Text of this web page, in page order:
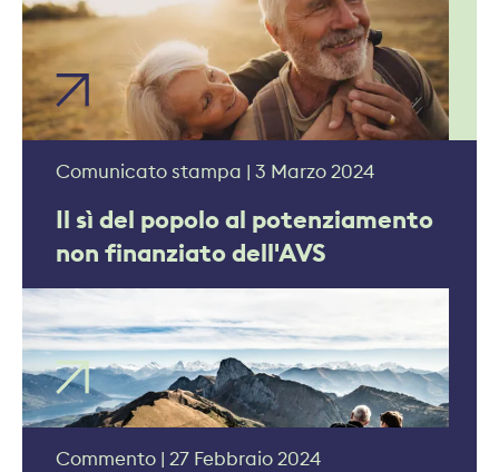
Comunicato stampa | 3 Marzo 2024
Il sì del popolo al potenziamento
non finanziato dell'AVS
Commento | 27 Febbraio 2024